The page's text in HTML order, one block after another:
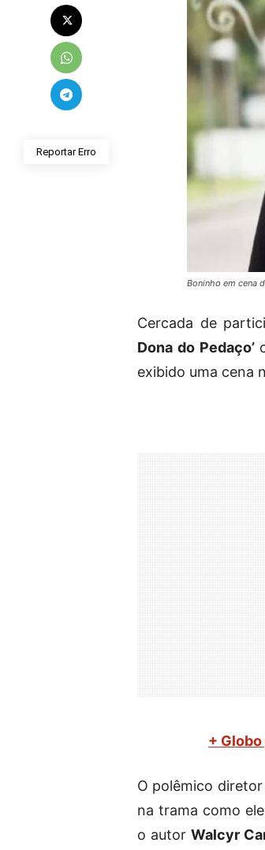
Reportar Erro
Boninho em cena
Cercada de
Dona do Pedaço’
exibido uma cena
+ Globo
O polêmico
na trama como
o autor Walcyr